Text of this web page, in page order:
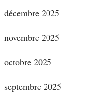
décembre 2025
novembre 2025
octobre 2025
septembre 2025